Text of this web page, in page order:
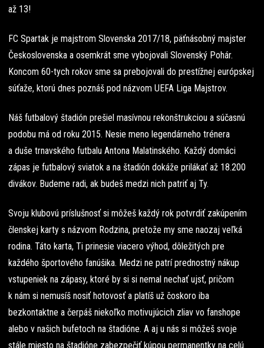
až 13!
FC Spartak je majstrom Slovenska 2017/18, päťnásobný majster
Československa a osemkrát sme vybojovali Slovenský Pohár.
Koncom 60-tych rokov sme sa prebojovali do prestížnej európskej
súťaže, ktorú dnes poznáš pod názvom UEFA Liga Majstrov.
Náš futbalový štadión prešiel masívnou rekonštrukciou a súčasnú
podobu má od roku 2015. Nesie meno legendárneho trénera
a duše trnavského futbalu Antona Malatinského. Každý domáci
zápas je futbalový sviatok a na štadión dokáže prilákať až 18.200
divákov. Budeme radi, ak budeš medzi nich patriť aj Ty.
Svoju klubovú príslušnosť si môžeš každý rok potvrdiť zakúpením
členskej karty s názvom Rodzina, pretože my sme naozaj veľká
rodina. Táto karta, Ti prinesie viacero výhod, dôležitých pre
každého športového fanúšika. Medzi ne patrí prednostný nákup
vstupeniek na zápasy, ktoré by si si nemal nechať ujsť, pričom
k nám si nemusíš nosiť hotovosť a platíš už čoskoro iba
bezkontaktne a čerpáš niekoľko motivujúcich zliav vo fanshope
alebo v našich bufetoch na štadióne. A aj u nás si môžeš svoje
stále miesto na štadióne zabezpečiť kúpou permanentky na celú